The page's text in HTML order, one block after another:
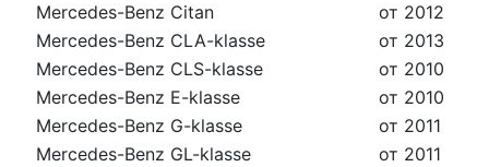
Mercedes-Benz Citan
от 2012
Mercedes-Benz CLA-klasse
от 2013
Mercedes-Benz CLS-klasse
от 2010
Mercedes-Benz E-klasse
от 2010
Mercedes-Benz G-klasse
от 2011
Mercedes-Benz GL-klasse
от 2011